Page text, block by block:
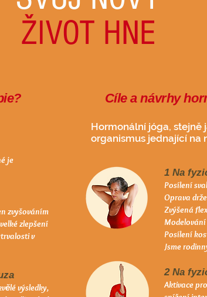
ŽIVOT HNE
je
zvyšováním
zlepšení
v
výsledky,
Cíle a návrhy
Hormonální jóga, stejně
organismus jednající na
1 Na
Posílení
Oprava
Zvýšená
Posílení
Jsme
2 Na
Aktivace